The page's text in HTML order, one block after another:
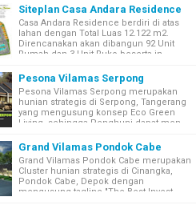
Siteplan Casa Andara Residence
Casa Andara Residence berdiri di atas
lahan dengan Total Luas 12.122 m2.
Direncanakan akan dibangun 92 Unit
Rumah dan 3 Unit Ruko beserta in...
Pesona Vilamas Serpong
Pesona Vilamas Serpong merupakan
hunian strategis di Serpong, Tangerang
yang mengusung konsep Eco Green
Living, sehingga Penghuni dapat men...
Grand Vilamas Pondok Cabe
Grand Vilamas Pondok Cabe merupakan
Cluster hunian strategis di Cinangka,
Pondok Cabe, Depok dengan
mengusung tagline "The Best Invest...